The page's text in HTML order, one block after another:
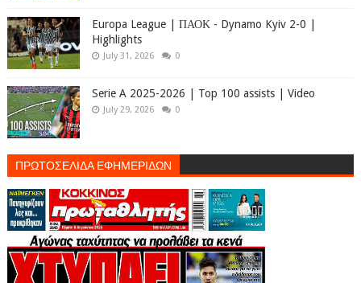
Europa League | ΠΑΟΚ - Dynamo Kyiv 2-0 |
Highlights
July 31, 2026 0
Serie A 2025-2026 | Top 100 assists | Video
July 29, 2026 0
ΠΡΩΤΟΣΕΛΙΔΑ ΕΦΗΜΕΡΙΔΩΝ